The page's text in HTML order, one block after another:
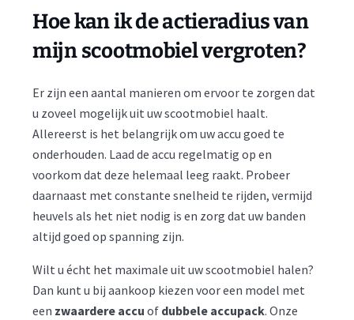
Hoe kan ik de actieradius van
mijn scootmobiel vergroten?
Er zijn een aantal manieren om ervoor te zorgen dat
u zoveel mogelijk uit uw scootmobiel haalt.
Allereerst is het belangrijk om uw accu goed te
onderhouden. Laad de accu regelmatig op en
voorkom dat deze helemaal leeg raakt. Probeer
daarnaast met constante snelheid te rijden, vermijd
heuvels als het niet nodig is en zorg dat uw banden
altijd goed op spanning zijn.
Wilt u écht het maximale uit uw scootmobiel halen?
Dan kunt u bij aankoop kiezen voor een model met
een zwaardere accu of dubbele accupack. Onze